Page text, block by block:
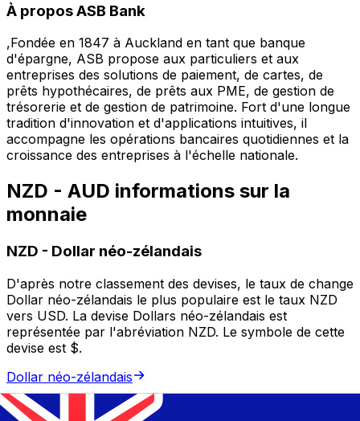
À propos ASB Bank
,Fondée en 1847 à Auckland en tant que banque
d'épargne, ASB propose aux particuliers et aux
entreprises des solutions de paiement, de cartes, de
prêts hypothécaires, de prêts aux PME, de gestion de
trésorerie et de gestion de patrimoine. Fort d'une longue
tradition d'innovation et d'applications intuitives, il
accompagne les opérations bancaires quotidiennes et la
croissance des entreprises à l'échelle nationale.
NZD - AUD informations sur la
monnaie
NZD - Dollar néo-zélandais
D'après notre classement des devises, le taux de change
Dollar néo-zélandais le plus populaire est le taux NZD
vers USD. La devise Dollars néo-zélandais est
représentée par l'abréviation NZD. Le symbole de cette
devise est $.
Dollar néo-zélandais
AUD-Dollar australien